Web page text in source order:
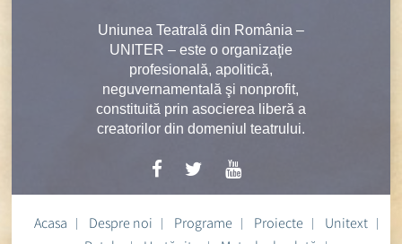
Uniunea Teatrală din România –
UNITER – este o organizaţie
profesională, apolitică,
neguvernamentală şi nonprofit,
constituită prin asocierea liberă a
creatorilor din domeniul teatrului.
Acasa Despre noi Programe Proiecte
Unitext